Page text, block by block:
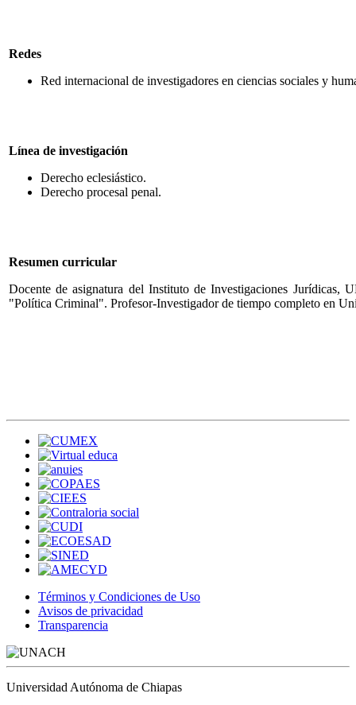
Redes
Red internacional de investigadores en ciencias sociales y
Línea de investigación
Derecho eclesiástico.
Derecho procesal penal.
Resumen curricular
Docente de asignatura del Instituto de Investigaciones
"Política Criminal". Profesor-Investigador de tiempo completo en
Términos y Condiciones de Uso
Avisos de privacidad
Transparencia
Universidad Autónoma de Chiapas